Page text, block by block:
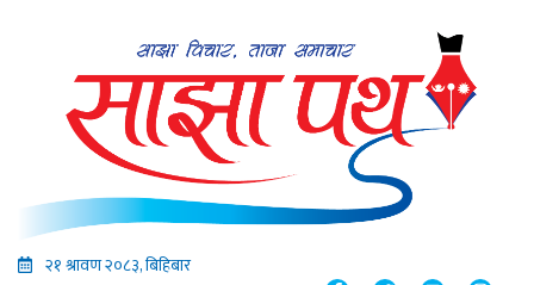
२१ श्रावण २०८३, बिहिबार